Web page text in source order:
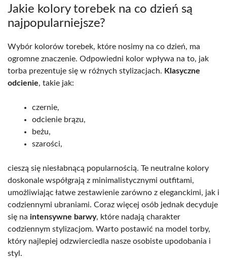
Jakie kolory torebek na co dzień są
najpopularniejsze?
Wybór kolorów torebek, które nosimy na co dzień, ma
ogromne znaczenie. Odpowiedni kolor wpływa na to, jak
torba prezentuje się w różnych stylizacjach. Klasyczne
odcienie, takie jak:
czernie,
odcienie brązu,
beżu,
szarości,
cieszą się niesłabnącą popularnością. Te neutralne kolory
doskonale współgrają z minimalistycznymi outfitami,
umożliwiając łatwe zestawienie zarówno z eleganckimi, jak i
codziennymi ubraniami. Coraz więcej osób jednak decyduje
się na intensywne barwy, które nadają charakter
codziennym stylizacjom. Warto postawić na model torby,
który najlepiej odzwierciedla nasze osobiste upodobania i
styl.